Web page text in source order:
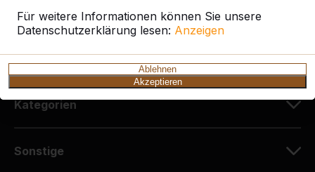
Für weitere Informationen können Sie unsere
Datenschutzerklärung lesen: Anzeigen
Ablehnen
Akzeptieren
Kundenservice
Kategorien
Sonstige